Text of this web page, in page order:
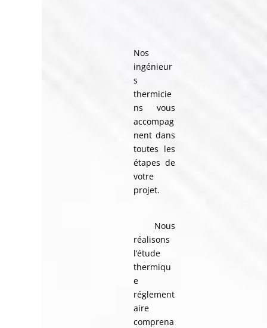
Nos
ingénieur
s
thermicie
ns vous
accompag
nent dans
toutes les
étapes de
votre
projet.
Nous
réalisons
l’étude
thermiqu
e
réglement
aire
comprena